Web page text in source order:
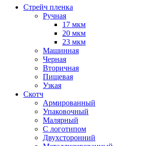
Стрейч пленка
Ручная
17 мкм
20 мкм
23 мкм
Машинная
Черная
Вторичная
Пищевая
Узкая
Скотч
Армированный
Упаковочный
Малярный
С логотипом
Двухсторонний